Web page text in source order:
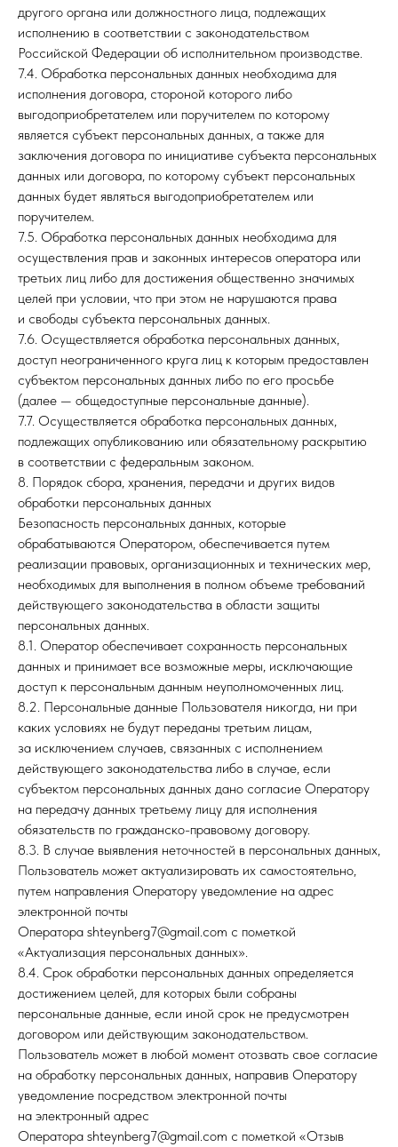
другого органа или должностного лица, подлежащих
исполнению в соответствии с законодательством
Российской Федерации об исполнительном производстве.
7.4. Обработка персональных данных необходима для
исполнения договора, стороной которого либо
выгодоприобретателем или поручителем по которому
является субъект персональных данных, а также для
заключения договора по инициативе субъекта персональных
данных или договора, по которому субъект персональных
данных будет являться выгодоприобретателем или
поручителем.
7.5. Обработка персональных данных необходима для
осуществления прав и законных интересов оператора или
третьих лиц либо для достижения общественно значимых
целей при условии, что при этом не нарушаются права
и свободы субъекта персональных данных.
7.6. Осуществляется обработка персональных данных,
доступ неограниченного круга лиц к которым предоставлен
субъектом персональных данных либо по его просьбе
(далее — общедоступные персональные данные).
7.7. Осуществляется обработка персональных данных,
подлежащих опубликованию или обязательному раскрытию
в соответствии с федеральным законом.
8. Порядок сбора, хранения, передачи и других видов
обработки персональных данных
Безопасность персональных данных, которые
обрабатываются Оператором, обеспечивается путем
реализации правовых, организационных и технических мер,
необходимых для выполнения в полном объеме требований
действующего законодательства в области защиты
персональных данных.
8.1. Оператор обеспечивает сохранность персональных
данных и принимает все возможные меры, исключающие
доступ к персональным данным неуполномоченных лиц.
8.2. Персональные данные Пользователя никогда, ни при
каких условиях не будут переданы третьим лицам,
за исключением случаев, связанных с исполнением
действующего законодательства либо в случае, если
субъектом персональных данных дано согласие Оператору
на передачу данных третьему лицу для исполнения
обязательств по гражданско-правовому договору.
8.3. В случае выявления неточностей в персональных данных,
Пользователь может актуализировать их самостоятельно,
путем направления Оператору уведомление на адрес
электронной почты
Оператора shteynberg7@gmail.com с пометкой
«Актуализация персональных данных».
8.4. Срок обработки персональных данных определяется
достижением целей, для которых были собраны
персональные данные, если иной срок не предусмотрен
договором или действующим законодательством.
Пользователь может в любой момент отозвать свое согласие
на обработку персональных данных, направив Оператору
уведомление посредством электронной почты
на электронный адрес
Оператора shteynberg7@gmail.com с пометкой «Отзыв